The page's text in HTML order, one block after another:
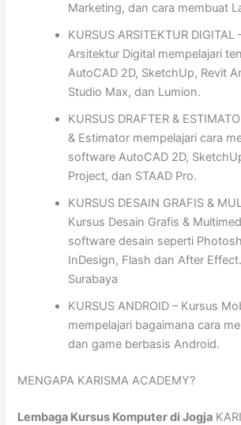
Marketing, dan cara membuat
KURSUS ARSITEKTUR DIGITAL
Arsitektur Digital mempelajari
AutoCAD 2D, SketchUp, Revit
Studio Max, dan Lumion.
KURSUS DRAFTER &
& Estimator mempelajari cara
software AutoCAD 2D,
Project, dan STAAD Pro.
KURSUS DESAIN GRAFIS &
Kursus Desain Grafis &
software desain seperti
InDesign, Flash dan After
Surabaya
KURSUS ANDROID – Kursus
mempelajari bagaimana cara
dan game berbasis Android.
MENGAPA KARISMA ACADEMY?
Lembaga Kursus Komputer di Jogja